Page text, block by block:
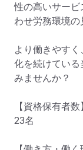
性の高いサー
わせ労務環境の
より働きやす
化を続けてい
みませんか？
【資格保有者数】
23名